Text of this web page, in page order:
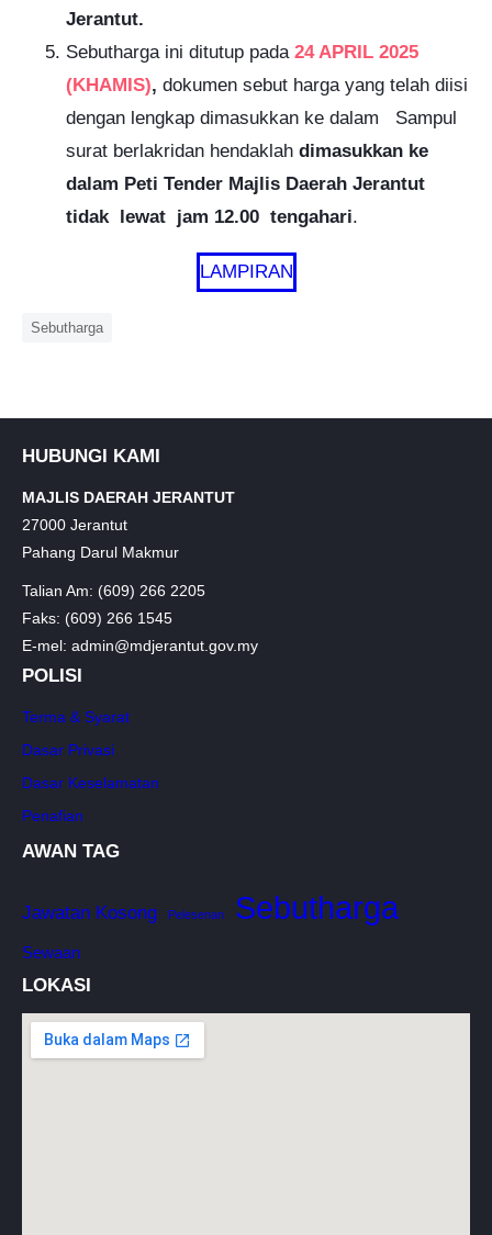
Jerantut.
Sebutharga ini ditutup pada 24 APRIL 2025
(KHAMIS), dokumen sebut harga yang telah diisi
dengan lengkap dimasukkan ke dalam Sampul
surat berlakridan hendaklah dimasukkan ke
dalam Peti Tender Majlis Daerah Jerantut
tidak lewat jam 12.00 tengahari.
LAMPIRAN
Sebutharga
HUBUNGI KAMI
MAJLIS DAERAH JERANTUT
27000 Jerantut
Pahang Darul Makmur
Talian Am: (609) 266 2205
Faks: (609) 266 1545
E-mel: admin@mdjerantut.gov.my
POLISI
Terma & Syarat
Dasar Privasi
Dasar Keselamatan
Penafian
AWAN TAG
Jawatan Kosong Pelesenan Sebutharga
Sewaan
LOKASI